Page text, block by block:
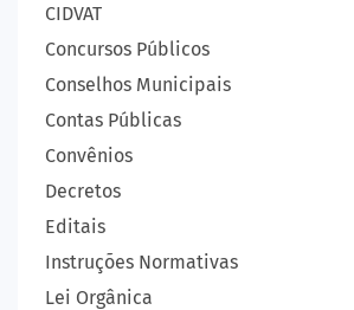
CIDVAT
Concursos Públicos
Conselhos Municipais
Contas Públicas
Convênios
Decretos
Editais
Instruções Normativas
Lei Orgânica